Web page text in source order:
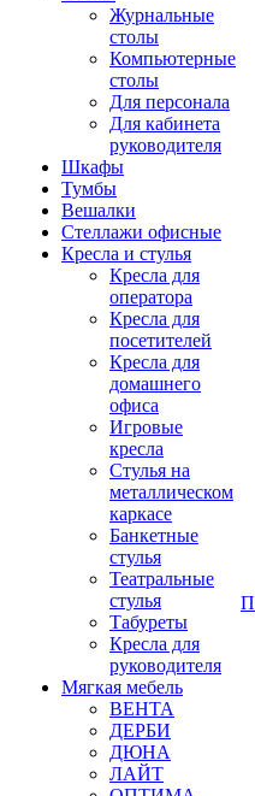
Журнальные
столы
Компьютерные
столы
Для персонала
Для кабинета
руководителя
Шкафы
Тумбы
Вешалки
Стеллажи офисные
Кресла и стулья
Кресла для
оператора
Кресла для
посетителей
Кресла для
домашнего
офиса
Игровые
кресла
Стулья на
металлическом
каркасе
Банкетные
стулья
Театральные
стулья
Табуреты
Кресла для
руководителя
Мягкая мебель
ВЕНТА
ДЕРБИ
ДЮНА
ЛАЙТ